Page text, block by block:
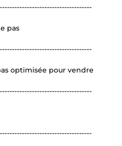
pas
optimisée pour vendre